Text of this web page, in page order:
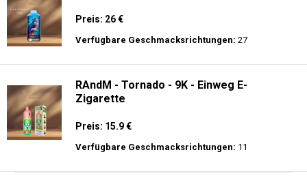
Preis: 26 €
Verfügbare Geschmacksrichtungen: 27
RAndM - Tornado - 9K - Einweg E-
Zigarette
Preis: 15.9 €
Verfügbare Geschmacksrichtungen: 11